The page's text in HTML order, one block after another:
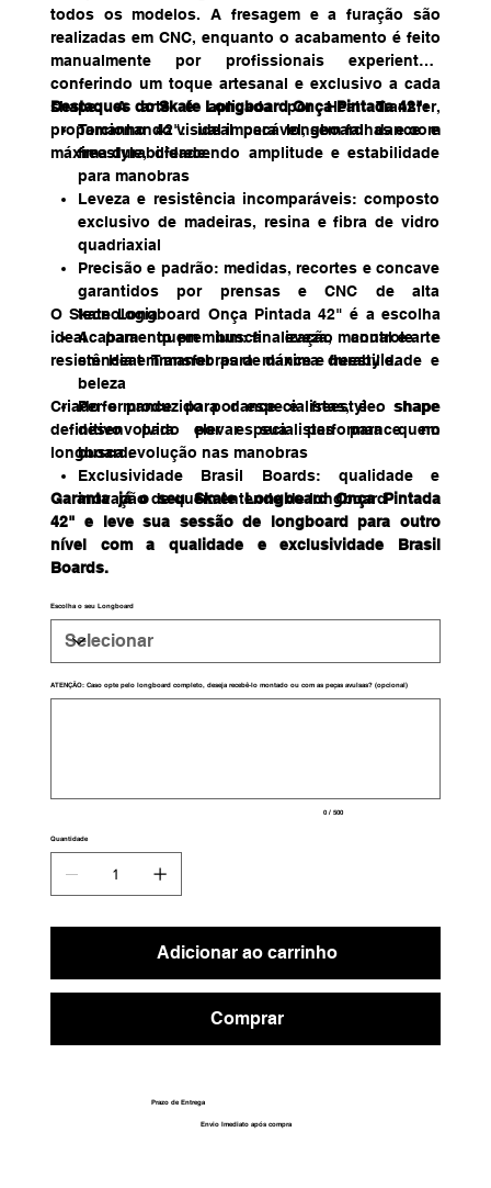
todos os modelos. A fresagem e a furação são
realizadas em CNC, enquanto o acabamento é feito
manualmente por profissionais experientes,
conferindo um toque artesanal e exclusivo a cada
shape. A arte é aplicada por Heat Transfer,
proporcionando visual impecável, sem falhas e com
máxima durabilidade.
Destaques do Skate Longboard Onça Pintada 42":
Tamanho 42": ideal para longboard dance e
freestyle, oferecendo amplitude e estabilidade
para manobras
Leveza e resistência incomparáveis: composto
exclusivo de madeiras, resina e fibra de vidro
quadriaxial
Precisão e padrão: medidas, recortes e concave
garantidos por prensas e CNC de alta
tecnologia
Acabamento premium: finalização manual e arte
em Heat Transfer para máxima durabilidade e
beleza
Performance para dance e freestyle: shape
desenvolvido por especialistas para quem
busca evolução nas manobras
Exclusividade Brasil Boards: qualidade e
inovação de quem entende de longboard
O Skate Longboard Onça Pintada 42" é a escolha
ideal para quem busca leveza, controle e
resistência em manobras de dance e freestyle.
Criado e produzido por especialistas, é o shape
definitivo para elevar sua performance no
longboard.
Garanta já o seu Skate Longboard Onça Pintada
42" e leve sua sessão de longboard para outro
nível com a qualidade e exclusividade Brasil
Boards.
Escolha o seu Longboard
ATENÇÃO: Caso opte pelo longboard completo, deseja recebê-lo montado ou com as peças avulsas? (opcional)
0 / 500
Quantidade
Adicionar ao carrinho
Comprar
Prazo de Entrega
Envio Imediato após compra